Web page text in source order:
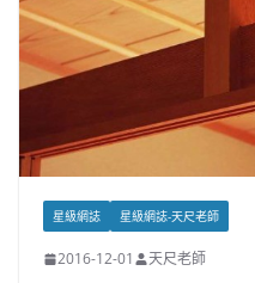
星級網誌 星級網誌-天尺老師
2016-12-01 天尺老師